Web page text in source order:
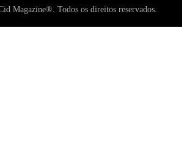
Magazine®. Todos os direitos reservados.